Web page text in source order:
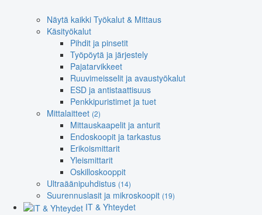
Näytä kaikki Työkalut & Mittaus
Käsityökalut
Pihdit ja pinsetit
Työpöytä ja järjestely
Pajatarvikkeet
Ruuvimeisselit ja avaustyökalut
ESD ja antistaattisuus
Penkkipuristimet ja tuet
Mittalaitteet (2)
Mittauskaapelit ja anturit
Endoskoopit ja tarkastus
Erikoismittarit
Yleismittarit
Oskilloskooppit
Ultraäänipuhdistus (14)
Suurennuslasit ja mikroskoopit (19)
IT & Yhteydet